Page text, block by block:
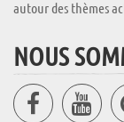
autour des thèmes
NOUS